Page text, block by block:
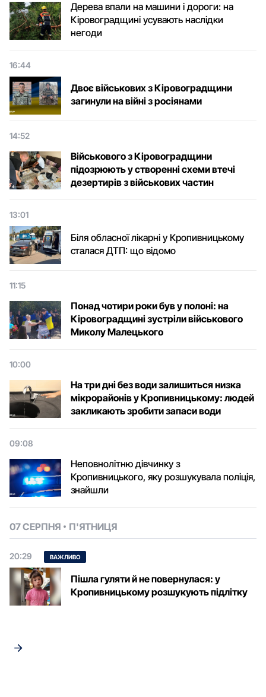
Дерева впали на машини і дороги: на
Кіровоградщині усувають наслідки
негоди
16:44
Двоє військових з Кіровоградщини
загинули на війні з росіянами
14:52
Військового з Кіровоградщини
підозрюють у створенні схеми втечі
дезертирів з військових частин
13:01
Біля обласної лікарні у Кропивницькому
сталася ДТП: що відомо
11:15
Понад чотири роки був у полоні: на
Кіровоградщині зустріли військового
Микoлу Малецькoгo
10:00
На три дні без води залишиться низка
мікрорайонів у Кропивницькому: людей
закликають зробити запаси води
09:08
Неповнолітню дівчинку з
Кропивницького, яку розшукувала поліція,
знайшли
07 СЕРПНЯ П'ЯТНИЦЯ
20:29 ВАЖЛИВО
Пішла гуляти й не повернулася: у
Кропивницькому розшукують підлітку